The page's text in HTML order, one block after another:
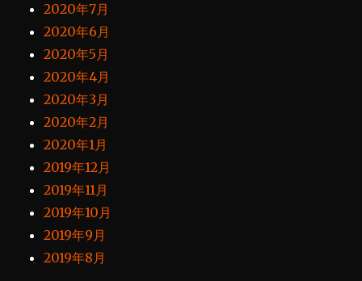
2020年7月
2020年6月
2020年5月
2020年4月
2020年3月
2020年2月
2020年1月
2019年12月
2019年11月
2019年10月
2019年9月
2019年8月